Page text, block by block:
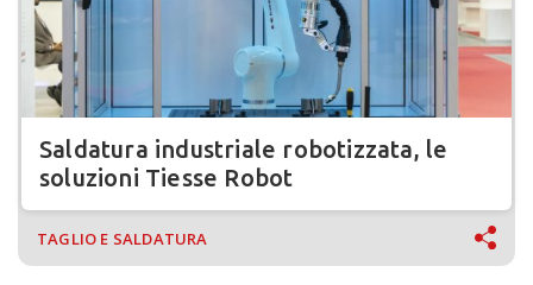
Saldatura industriale robotizzata, le
soluzioni Tiesse Robot
TAGLIO E SALDATURA